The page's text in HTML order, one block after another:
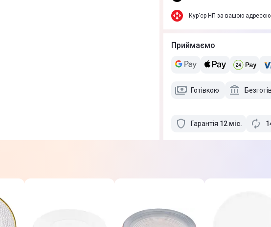
Кур'єр НП за вашою адресою
Приймаємо
Готівкою
Гарантія 12 міс.